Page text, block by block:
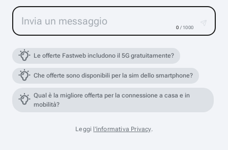
0 / 1000
Le offerte Fastweb includono il 5G gratuitamente?
Che offerte sono disponibili per la sim dello smartphone?
Qual è la migliore offerta per la connessione a casa e in
mobilità?
Leggi l'informativa Privacy.